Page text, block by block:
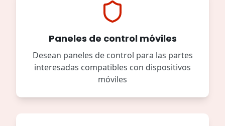
Paneles de control móviles
Desean paneles de control para las partes
interesadas compatibles con dispositivos
móviles